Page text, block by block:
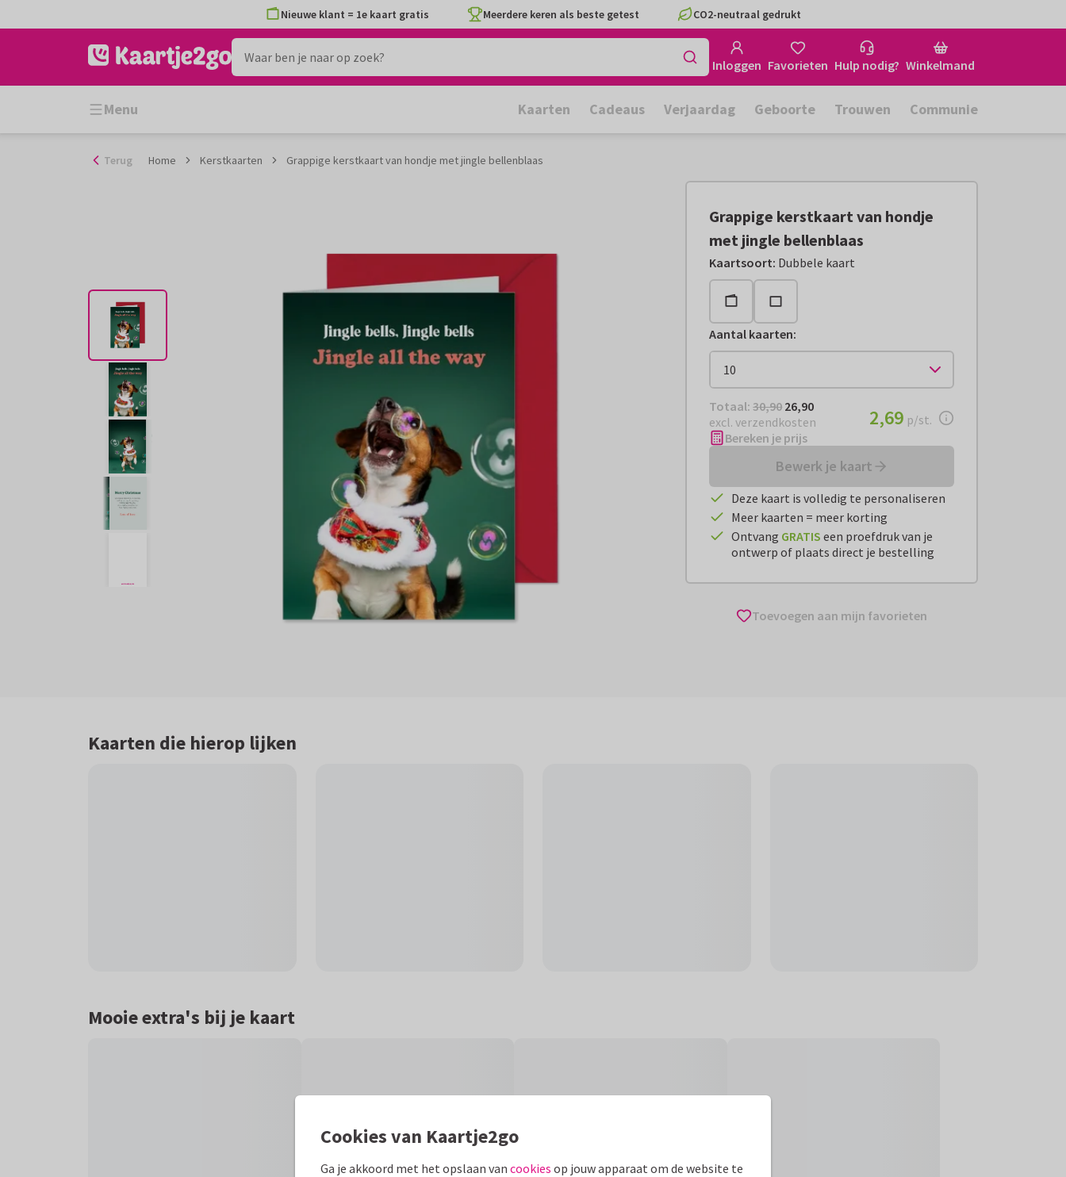
naar
Nieuwe klant = 1e kaart gratis Meerdere keren als beste getest CO2-neutraal gedrukt
Inloggen Favorieten Hulp nodig? Winkelmand
Menu Kaarten Cadeaus Verjaardag Geboorte Trouwen Communie
Terug Home Kerstkaarten Grappige kerstkaart van hondje met jingle bellenblaas
Grappige kerstkaart van hondje
met jingle bellenblaas
Kaartsoort: Dubbele kaart
Aantal kaarten:
Totaal: € 26,90
Totaal: 30,90 26,90
excl. verzendkosten
€ 2,69per stuk
2,69 p/st.
Bereken je prijs
Bewerk je kaart
Deze kaart is volledig te personaliseren
Meer kaarten = meer korting
Ontvang GRATIS een proefdruk van je
ontwerp of plaats direct je bestelling
Toevoegen aan mijn favorieten
Kaarten die hierop lijken
Mooie extra's bij je kaart
Cookies van Kaartje2go
Ga je akkoord met het opslaan van cookies op jouw apparaat om de website te